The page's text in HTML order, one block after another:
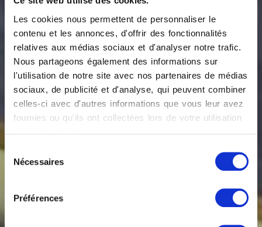
Les cookies nous permettent de personnaliser le
contenu et les annonces, d'offrir des fonctionnalités
relatives aux médias sociaux et d'analyser notre trafic.
Nous partageons également des informations sur
l'utilisation de notre site avec nos partenaires de médias
sociaux, de publicité et d'analyse, qui peuvent combiner
celles-ci avec d'autres informations que vous leur avez
fournies ou qu'ils ont collectées lors de votre utilisation
Sélection
Nécessaires
Préférences
Ginevra Boutique
beauté chaque jour